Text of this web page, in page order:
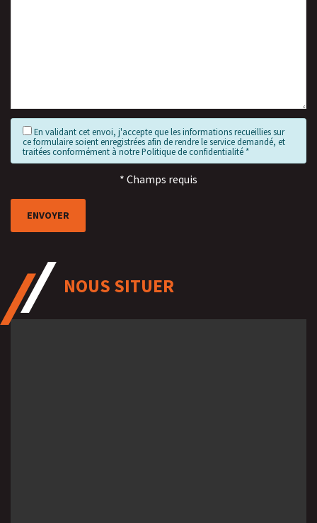
En validant cet envoi, j'accepte que les informations recueillies sur
ce formulaire soient enregistrées afin de rendre le service demandé, et
traitées conformément à notre Politique de confidentialité *
* Champs requis
NOUS SITUER